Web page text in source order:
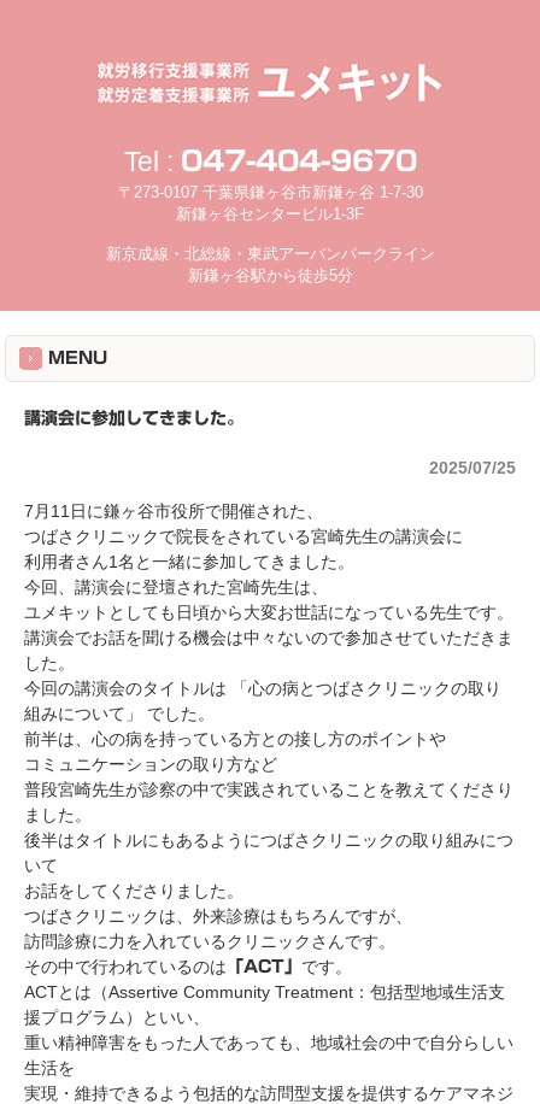
Tel : 047-404-9670
〒273-0107 千葉県鎌ヶ谷市新鎌ヶ谷 1-7-30
新鎌ヶ谷センタービル1-3F
新京成線・北総線・東武アーバンパークライン
新鎌ヶ谷駅から徒歩5分
MENU
講演会に参加してきました。
2025/07/25
7月11日に鎌ヶ谷市役所で開催された、
つばさクリニックで院長をされている宮崎先生の講演会に
利用者さん1名と一緒に参加してきました。
今回、講演会に登壇された宮崎先生は、
ユメキットとしても日頃から大変お世話になっている先生です。
講演会でお話を聞ける機会は中々ないので参加させていただきま
した。
今回の講演会のタイトルは 「心の病とつばさクリニックの取り
組みについて」 でした。
前半は、心の病を持っている方との接し方のポイントや
コミュニケーションの取り方など
普段宮崎先生が診察の中で実践されていることを教えてくださり
ました。
後半はタイトルにもあるようにつばさクリニックの取り組みにつ
いて
お話をしてくださりました。
つばさクリニックは、外来診療はもちろんですが、
訪問診療に力を入れているクリニックさんです。
その中で行われているのは 「ACT」 です。
ACTとは（Assertive Community Treatment：包括型地域生活支
援プログラム）といい、
重い精神障害をもった人であっても、地域社会の中で自分らしい
生活を
実現・維持できるよう包括的な訪問型支援を提供するケアマネジ